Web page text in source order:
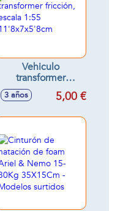
Vehiculo
transformer
fricción, escala 1:55
11'8x7x5'8cm
3 años 5,00 €